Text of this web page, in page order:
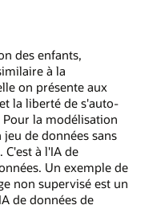
des enfants,
à la
on présente aux
la liberté de s'auto-
la modélisation
de données sans
à l'IA de
Un exemple de
non supervisé est un
de données de